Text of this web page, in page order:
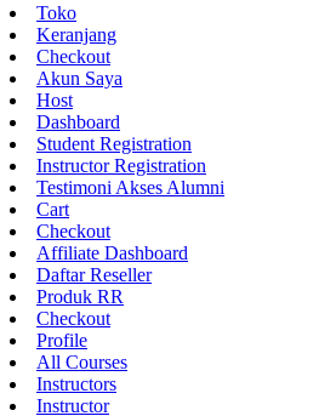
Toko
Keranjang
Checkout
Akun Saya
Host
Dashboard
Student Registration
Instructor Registration
Testimoni Akses Alumni
Cart
Checkout
Affiliate Dashboard
Daftar Reseller
Produk RR
Checkout
Profile
All Courses
Instructors
Instructor